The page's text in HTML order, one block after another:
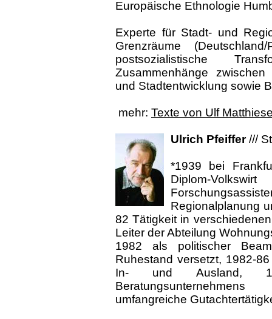
Europäische Ethnologie
Experte für Stadt- und
Grenzräume
postsozialistische
Zusammenhänge
und Stadtentwicklung sowie
mehr: Texte von Ulf
Ulrich Pfeiffer///
*1939 bei
Diplom-
Regionalplanung
82 Tätigkeit in
Leiter der Abteilung
1982 als politischer
Ruhestand versetzt, 1982-
In- und Ausland,
umfangreiche